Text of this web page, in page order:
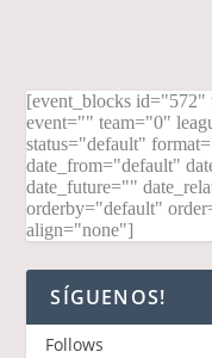
[event_blocks id="572"
event="" team="0"
status="default"
date_from="default"
date_future=""
orderby="default"
align="none"]
SÍGUENOS!
Follows